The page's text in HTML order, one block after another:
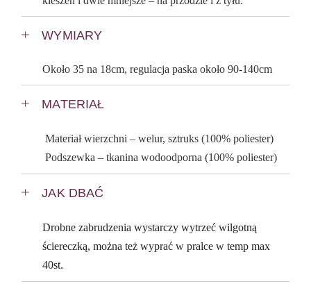
WYMIARY
Około 35 na 18cm, regulacja paska około 90-140cm
MATERIAŁ
Materiał wierzchni – welur, sztruks (100% poliester)
Podszewka – tkanina wodoodporna (100% poliester)
JAK DBAĆ
Drobne zabrudzenia wystarczy wytrzeć wilgotną
ściereczką, można też wyprać w pralce w temp max
40st.